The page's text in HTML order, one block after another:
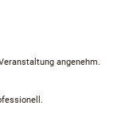
angenehm.